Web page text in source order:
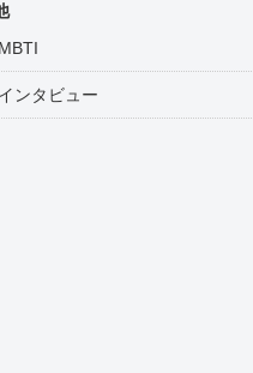
ンタビュー